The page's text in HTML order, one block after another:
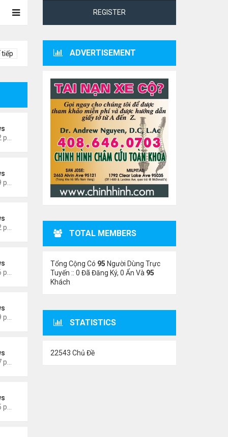
tiếp
REGISTER
ADVERTISEMENT
TOTAL MEMBERS
Tổng Cộng Có 95 Người Dùng Trực
Tuyến :: 0 Đã Đăng Ký, 0 Ẩn Và 95
Khách
STATISTICS
22543 Chủ Đề